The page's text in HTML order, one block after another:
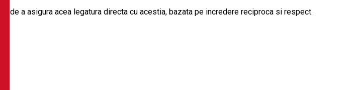
de a asigura acea legatura directa cu acestia, bazata pe incredere reciproca si respect.